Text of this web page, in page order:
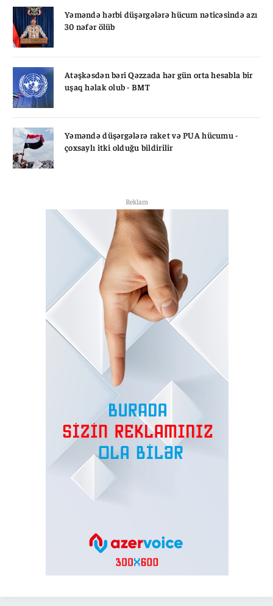
Yəməndə hərbi düşərgələrə hücum nəticəsində azı
30 nəfər ölüb
Atəşkəsdən bəri Qəzzada hər gün orta hesabla bir
uşaq həlak olub - BMT
Yəməndə düşərgələrə raket və PUA hücumu -
çoxsaylı itki olduğu bildirilir
Reklam